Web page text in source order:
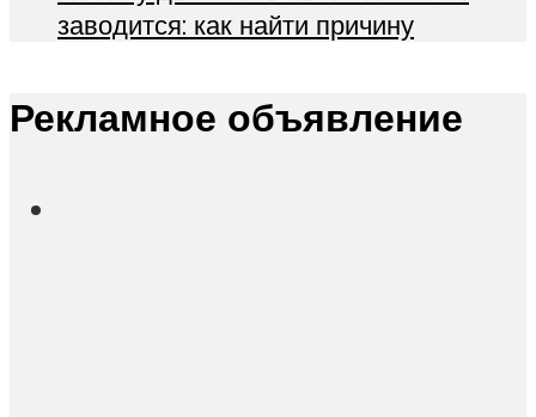
заводится: как найти причину
Рекламное объявление